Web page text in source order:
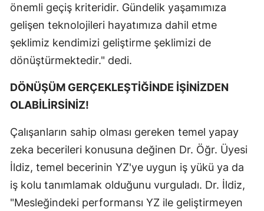
önemli geçiş kriteridir. Gündelik yaşamımıza
gelişen teknolojileri hayatımıza dahil etme
şeklimiz kendimizi geliştirme şeklimizi de
dönüştürmektedir." dedi.
DÖNÜŞÜM GERÇEKLEŞTİĞİNDE İŞİNİZDEN
OLABİLİRSİNİZ!
Çalışanların sahip olması gereken temel yapay
zeka becerileri konusuna değinen Dr. Öğr. Üyesi
İldiz, temel becerinin YZ'ye uygun iş yükü ya da
iş kolu tanımlamak olduğunu vurguladı. Dr. İldiz,
"Mesleğindeki performansı YZ ile geliştirmeyen